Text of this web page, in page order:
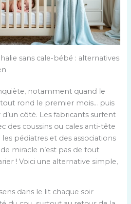
sans cale-bébé : alternatives
notamment quand le
rond le premier mois… puis
côté. Les fabricants surfent
des coussins ou cales anti-tête
pédiatres et des associations
miracle n’est pas de tout
! Voici une alternative simple,
dans le lit chaque soir